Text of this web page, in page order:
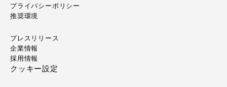
プライバシーポリシー
推奨環境
プレスリリース
企業情報
採用情報
クッキー設定